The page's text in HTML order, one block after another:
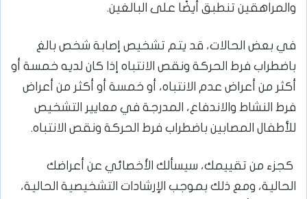
والمراهقين تنطبق أيضًا على البالغين.
في بعض الحالات، قد يتم تشخيص إصابة شخص بالغ
باضطراب فرط الحركة ونقص الانتباه إذا كان لديه خمسة أو
أكثر من أعراض عدم الانتباه، أو خمسة أو أكثر من أعراض
فرط النشاط والاندفاع، المدرجة في معايير التشخيص
للأطفال المصابين باضطراب فرط الحركة ونقص الانتباه.
كجزء من تقييمك، سيسألك الأخصائي عن أعراضك
الحالية، ومع ذلك بموجب الإرشادات التشخيصية الحالية،